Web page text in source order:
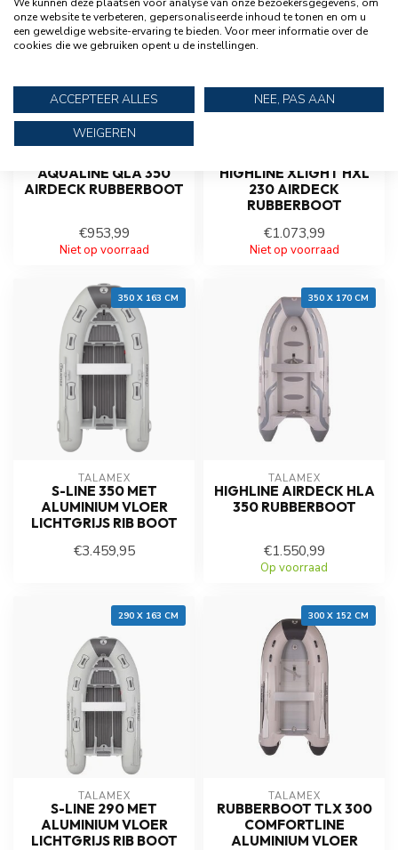
AQUALINE QLA 350
AIRDECK RUBBERBOOT
€953,99
Niet op voorraad
HIGHLINE XLIGHT HXL
230 AIRDECK
RUBBERBOOT
€1.073,99
Niet op voorraad
350 X 163 CM
TALAMEX
S-LINE 350 MET
ALUMINIUM VLOER
LICHTGRIJS RIB BOOT
€3.459,95
350 X 170 CM
TALAMEX
HIGHLINE AIRDECK HLA
350 RUBBERBOOT
€1.550,99
Op voorraad
290 X 163 CM
TALAMEX
S-LINE 290 MET
ALUMINIUM VLOER
LICHTGRIJS RIB BOOT
300 X 152 CM
TALAMEX
RUBBERBOOT TLX 300
COMFORTLINE
ALUMINIUM VLOER
onze website te verbeteren, gepersonaliseerde inhoud te tonen en om u
een geweldige website-ervaring te bieden. Voor meer informatie over de
cookies die we gebruiken opent u de instellingen.
ACCEPTEER ALLES
NEE, PAS AAN
WEIGEREN